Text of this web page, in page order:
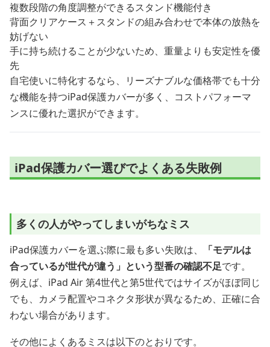
複数段階の角度調整ができるスタンド機能付き
背面クリアケース＋スタンドの組み合わせで本体の放熱を
妨げない
手に持ち続けることが少ないため、重量よりも安定性を優
先
自宅使いに特化するなら、リーズナブルな価格帯でも十分
な機能を持つiPad保護カバーが多く、コストパフォーマ
ンスに優れた選択ができます。
iPad保護カバー選びでよくある失敗例
多くの人がやってしまいがちなミス
iPad保護カバーを選ぶ際に最も多い失敗は、
「モデルは
合っているが世代が違う」という型番の確認不足です。
例えば、iPad Air 第4世代と第5世代ではサイズがほぼ同じ
でも、カメラ配置やコネクタ形状が異なるため、正確に合
わない場合があります。
その他によくあるミスは以下のとおりです。